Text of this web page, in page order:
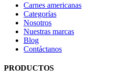
Carnes americanas
Categorías
Nosotros
Nuestras marcas
Blog
Contáctanos
PRODUCTOS